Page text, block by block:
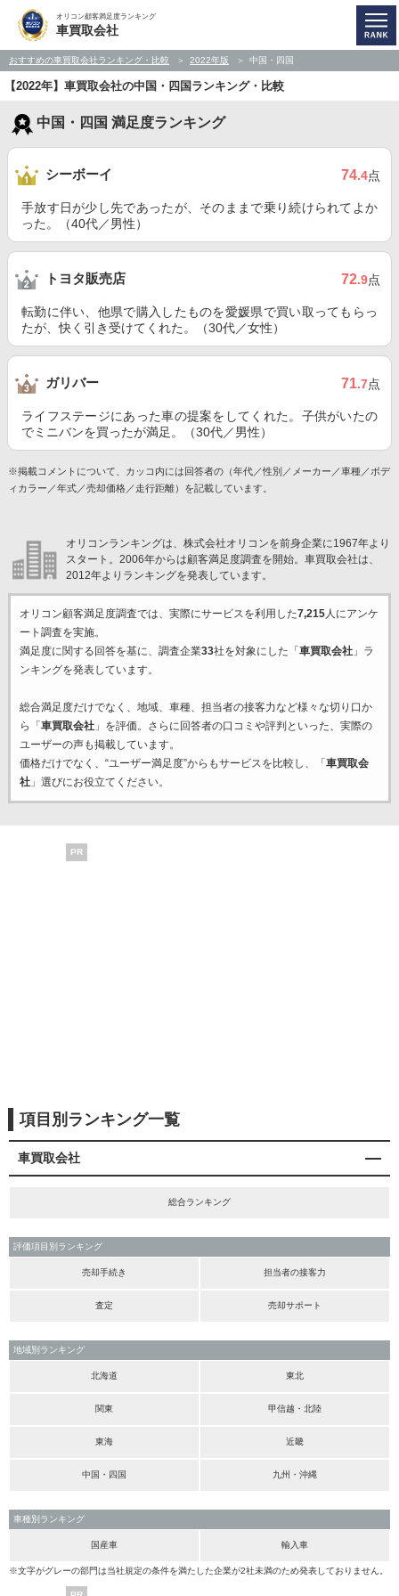
オリコン顧客満足度ランキング
車買取会社
おすすめの車買取会社ランキング・比較 2022年版 中国・四国
【2022年】車買取会社の中国・四国ランキング・比較
中国・四国 満足度ランキング
シーボーイ 74.4点
手放す日が少し先であったが、そのままで乗り続けられてよか
った。（40代／男性）
トヨタ販売店 72.9点
転勤に伴い、他県で購入したものを愛媛県で買い取ってもらっ
たが、快く引き受けてくれた。（30代／女性）
ガリバー 71.7点
ライフステージにあった車の提案をしてくれた。子供がいたの
でミニバンを買ったが満足。（30代／男性）
※掲載コメントについて、カッコ内には回答者の（年代／性別／メーカー／車種／ボデ
ィカラー／年式／売却価格／走行距離）を記載しています。
オリコンランキングは、株式会社オリコンを前身企業に1967年より
スタート。2006年からは顧客満足度調査を開始。車買取会社は、
2012年よりランキングを発表しています。
オリコン顧客満足度調査では、実際にサービスを利用した7,215人にアンケ
ート調査を実施。
満足度に関する回答を基に、調査企業33社を対象にした「 車買取会社」ラ
ンキングを発表しています。
総合満足度だけでなく、地域、車種、担当者の接客力など様々な切り口か
ら「 車買取会社」を評価。さらに回答者の口コミや評判といった、実際の
ユーザーの声も掲載しています。
価格だけでなく、“ユーザー満足度”からもサービスを比較し、「 車買取会
社」選びにお役立てください。
PR
項目別ランキング一覧
車買取会社
総合ランキング
評価項目別ランキング
売却手続き 担当者の接客力
査定 売却サポート
地域別ランキング
北海道 東北
関東 甲信越・北陸
東海 近畿
中国・四国 九州・沖縄
車種別ランキング
国産車 輸入車
※文字がグレーの部門は当社規定の条件を満たした企業が2社未満のため発表しておりません。